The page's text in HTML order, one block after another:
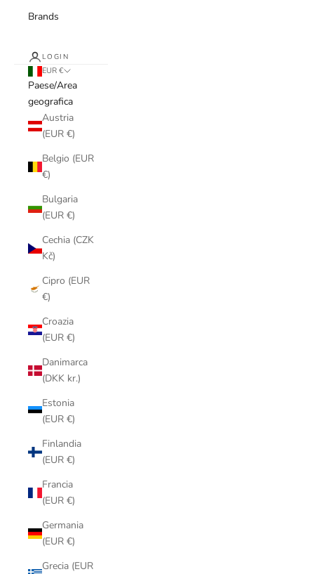
Brands
LOGIN
EUR €
Paese/Area
geografica
Austria
(EUR €)
Belgio (EUR
€)
Bulgaria
(EUR €)
Cechia (CZK
Kč)
Cipro (EUR
€)
Croazia
(EUR €)
Danimarca
(DKK kr.)
Estonia
(EUR €)
Finlandia
(EUR €)
Francia
(EUR €)
Germania
(EUR €)
Grecia (EUR